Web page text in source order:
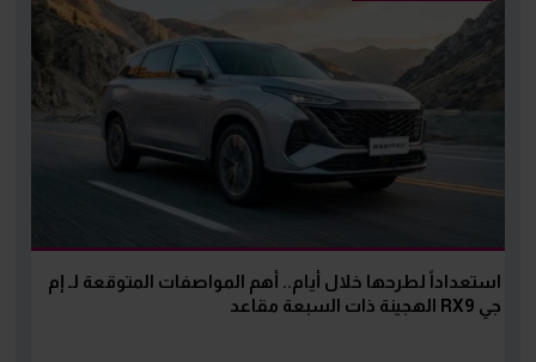
استعداداً لطرحها خلال أيام.. أهم المواصفات المتوقعة لـ إم
جي RX9 الهجينة ذات السبعة مقاعد